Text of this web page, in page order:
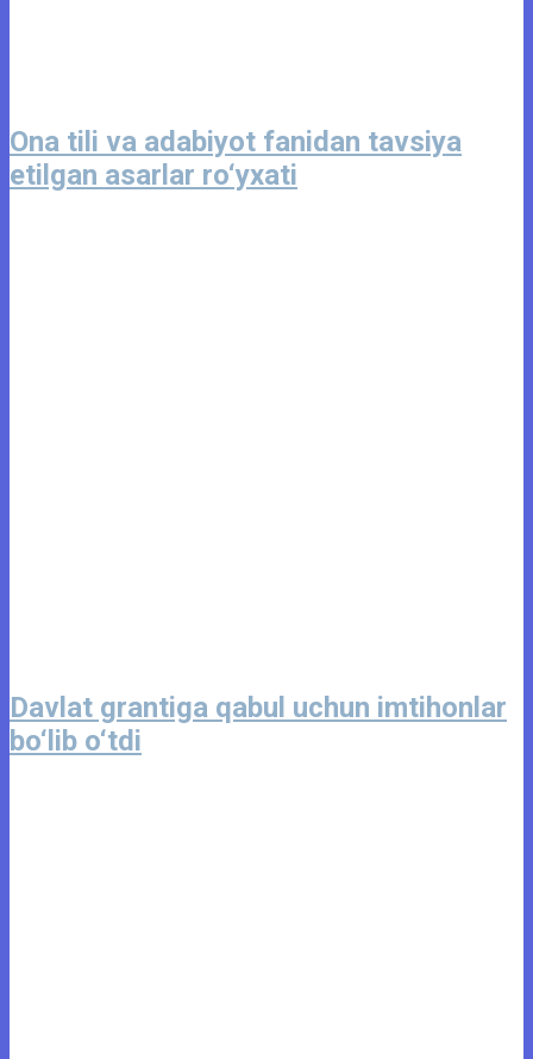
Ona tili va adabiyot fanidan tavsiya
etilgan asarlar ro‘yxati
Davlat grantiga qabul uchun imtihonlar
bo‘lib o‘tdi